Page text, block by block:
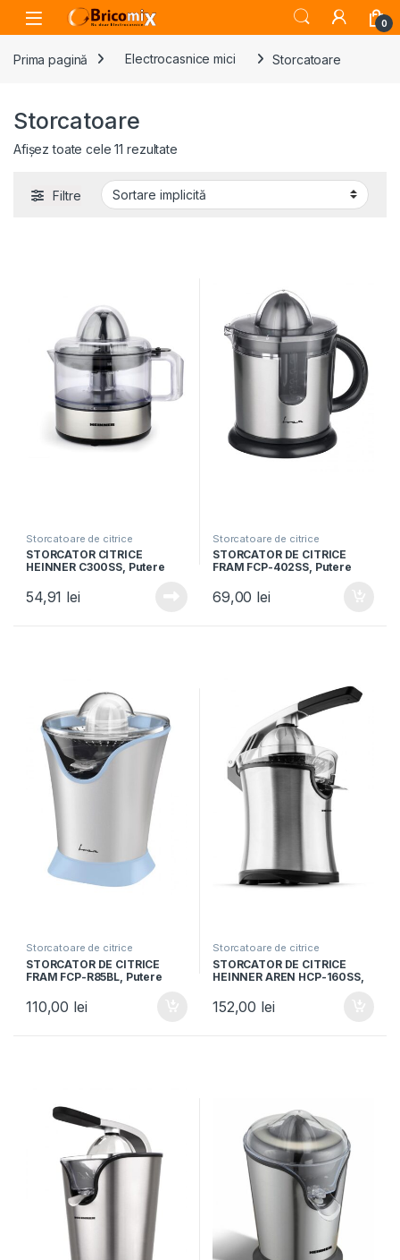
Skip to navigation
Skip to content
Open 0
Prima pagină Electrocasnice mici Storcatoare
Storcatoare
Afișez toate cele 11 rezultate
Filtre
Storcatoare de citrice
STORCATOR CITRICE
HEINNER C300SS, Putere
conuri, Filtru dublu,
Decoratii inox
54,91 lei
Storcatoare de citrice
STORCATOR DE CITRICE
FRAM FCP-402SS, Putere
1.2L, Capac protectie, Inox
69,00 lei
Storcatoare de citrice
STORCATOR DE CITRICE
FRAM FCP-R85BL, Putere
Capac antistropire,
Argintiu/Albastru
110,00 lei
Storcatoare de citrice
STORCATOR DE CITRICE
HEINNER AREN HCP-160SS,
inox, Maner cu aluminiu
turnat, Inox
152,00 lei